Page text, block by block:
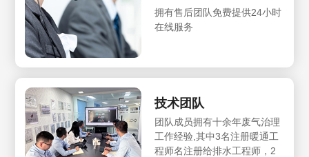
拥有售后团队免费提供24小时
在线服务
技术团队
团队成员拥有十余年废气治理
工作经验,其中3名注册暖通工
程师名注册给排水工程师，2